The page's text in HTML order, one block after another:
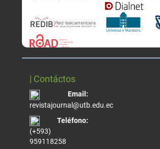
| Contáctos
Email:
revistajournal@utb.edu.ec
Teléfono:
(+593)
959118258